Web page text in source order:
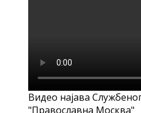
Видео најава
"Православна Москва"